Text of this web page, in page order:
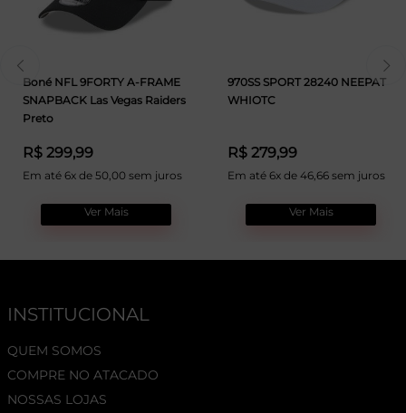
Boné NFL 9FORTY A-FRAME
SNAPBACK Las Vegas Raiders
Preto
R$ 299,99
Em até 6x de 50,00 sem juros
Ver Mais
970SS SPORT 28240 NEEPAT
WHIOTC
R$ 279,99
Em até 6x de 46,66 sem juros
Ver Mais
INSTITUCIONAL
QUEM SOMOS
COMPRE NO ATACADO
NOSSAS LOJAS